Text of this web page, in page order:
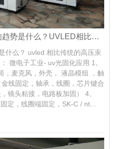
UVLED替代传统高压汞灯的趋势是什么？UVLED相比传统的高压汞灯有什么优势？
什么？ uvled 相比传统的高压汞
微电子工业- uv光固化应用 1。
，麦克风，外壳， 液晶模组 ，触
线固定，轴承，线圈，芯片键合
镜头粘接，电路板加固） 4。
定，线圈端固定，SK-C / nt...